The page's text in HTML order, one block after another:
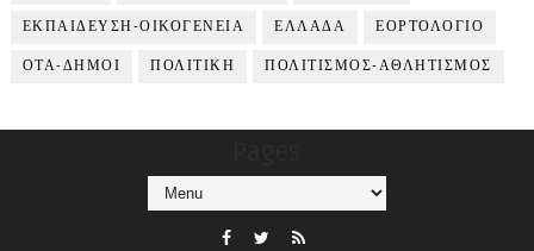
ΕΚΠΑΙΔΕΥΣΗ-ΟΙΚΟΓΕΝΕΙΑ ΕΛΛΑΔΑ ΕΟΡΤΟΛΟΓΙΟ
ΟΤΑ-ΔΗΜΟΙ ΠΟΛΙΤΙΚΗ ΠΟΛΙΤΙΣΜΟΣ-ΑΘΛΗΤΙΣΜΟΣ